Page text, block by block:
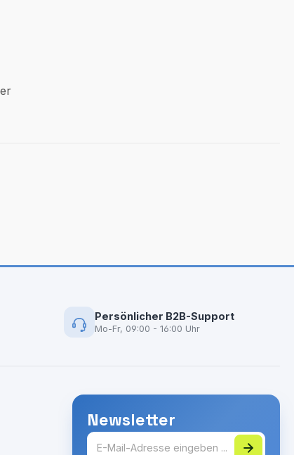
Persönlicher B2B-Support
Mo-Fr, 09:00 - 16:00 Uhr
Newsletter